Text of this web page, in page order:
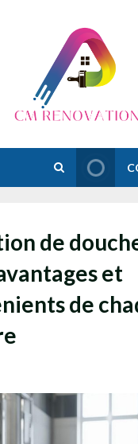
de
et
de